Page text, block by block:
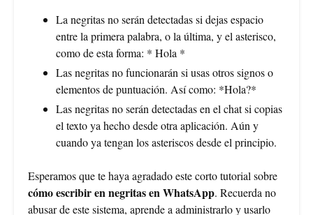
La negritas no serán detectadas si dejas espacio
entre la primera palabra, o la última, y el asterisco,
como de esta forma: * Hola *
Las negritas no funcionarán si usas otros signos o
elementos de puntuación. Así como: *Hola?*
Las negritas no serán detectadas en el chat si copias
el texto ya hecho desde otra aplicación. Aún y
cuando ya tengan los asteriscos desde el principio.
Esperamos que te haya agradado este corto tutorial sobre
cómo escribir en negritas en WhatsApp. Recuerda no
abusar de este sistema, aprende a administrarlo y usarlo